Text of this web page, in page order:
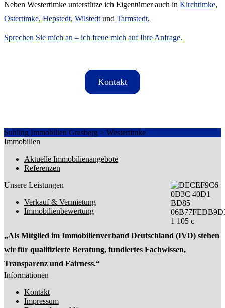
Neben Westertimke unterstütze ich Eigentümer auch in Kirchtimke,
Ostertimke, Hepstedt, Wilstedt und Tarmstedt.
Sprechen Sie mich an – ich freue mich auf Ihre Anfrage.
Kontakt
Suhling Immobilien Grasberg > Westertimke
Immobilien
Aktuelle Immobilienangebote
Referenzen
Unsere Leistungen
Verkauf & Vermietung
Immobilienbewertung
„Als Mitglied im Immobilienverband Deutschland (IVD) stehen
wir für qualifizierte Beratung, fundiertes Fachwissen,
Transparenz und Fairness.“
Informationen
Kontakt
Impressum